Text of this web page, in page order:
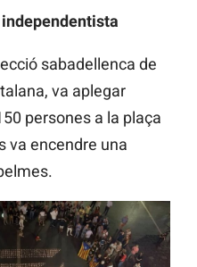
sabadellenca de
va aplegar
persones a la plaça
va encendre una